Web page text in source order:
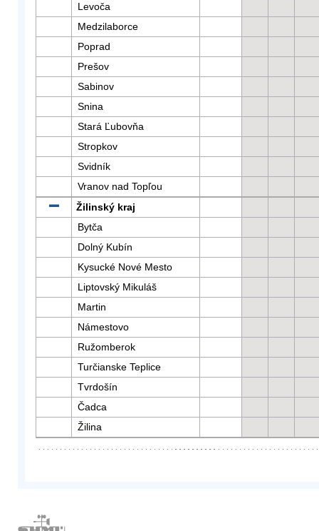
Levoča
Medzilaborce
Poprad
Prešov
Sabinov
Snina
Stará Ľubovňa
Stropkov
Svidník
Vranov nad Topľou
Žilinský kraj
Bytča
Dolný Kubín
Kysucké Nové Mesto
Liptovský Mikuláš
Martin
Námestovo
Ružomberok
Turčianske Teplice
Tvrdošín
Čadca
Žilina